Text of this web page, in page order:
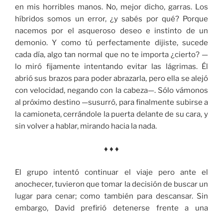
en mis horribles manos. No, mejor dicho, garras. Los
híbridos somos un error, ¿y sabés por qué? Porque
nacemos por el asqueroso deseo e instinto de un
demonio. Y como tú perfectamente dijiste, sucede
cada día, algo tan normal que no te importa ¿cierto? —
lo miró fijamente intentando evitar las lágrimas. Él
abrió sus brazos para poder abrazarla, pero ella se alejó
con velocidad, negando con la cabeza—. Sólo vámonos
al próximo destino —susurró, para finalmente subirse a
la camioneta, cerrándole la puerta delante de su cara, y
sin volver a hablar, mirando hacia la nada.
♦ ♦ ♦
El grupo intentó continuar el viaje pero ante el
anochecer, tuvieron que tomar la decisión de buscar un
lugar para cenar; como también para descansar. Sin
embargo, David prefirió detenerse frente a una